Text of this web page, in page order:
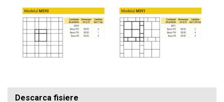
Descarca fisiere